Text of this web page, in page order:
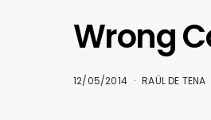
Wrong
12/05/2014 RAÜL DE TENA